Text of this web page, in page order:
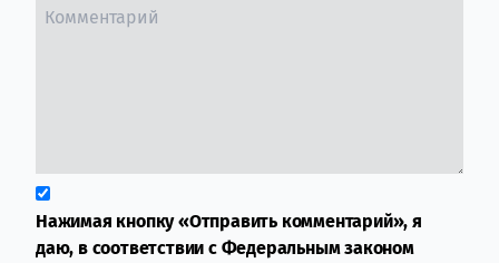
Нажимая кнопку «Отправить комментарий», я
даю, в соответствии с Федеральным законом